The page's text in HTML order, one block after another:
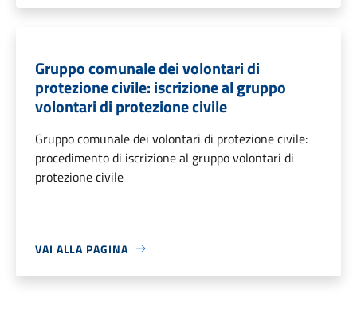
Gruppo comunale dei volontari di
protezione civile: iscrizione al gruppo
volontari di protezione civile
Gruppo comunale dei volontari di protezione civile:
procedimento di iscrizione al gruppo volontari di
protezione civile
VAI ALLA PAGINA